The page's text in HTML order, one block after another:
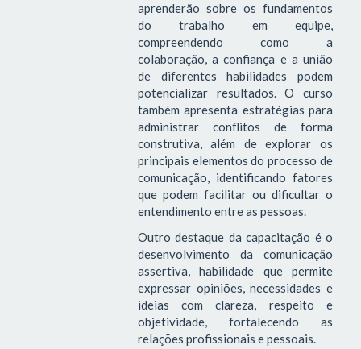
aprenderão sobre os fundamentos
do trabalho em equipe,
compreendendo como a
colaboração, a confiança e a união
de diferentes habilidades podem
potencializar resultados. O curso
também apresenta estratégias para
administrar conflitos de forma
construtiva, além de explorar os
principais elementos do processo de
comunicação, identificando fatores
que podem facilitar ou dificultar o
entendimento entre as pessoas.
Outro destaque da capacitação é o
desenvolvimento da comunicação
assertiva, habilidade que permite
expressar opiniões, necessidades e
ideias com clareza, respeito e
objetividade, fortalecendo as
relações profissionais e pessoais.